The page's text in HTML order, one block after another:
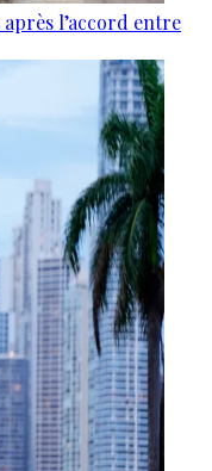
l’accord entre